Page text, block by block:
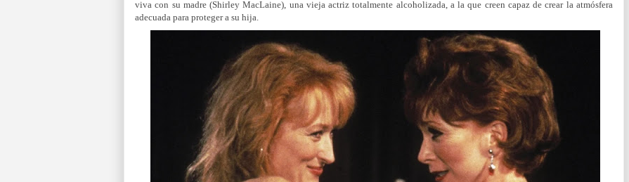
viva con su madre (Shirley MacLaine), una vieja actriz totalmente alcoholizada, a la que creen capaz de crear la atmósfera
adecuada para proteger a su hija.